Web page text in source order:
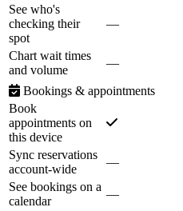
See who's
checking their
spot
—
Chart wait times
and volume
—
Bookings & appointments
Book
appointments on
this device
Sync reservations
account-wide
—
See bookings on a
calendar
—